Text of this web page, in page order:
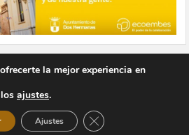
Periódico Digital
la mejor experiencia en
ajustes.
Ajustes Cerrar el banner de